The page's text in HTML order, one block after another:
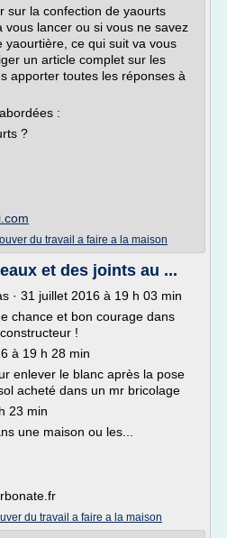
sur la confection de yaourts
vous lancer ou si vous ne savez
yaourtière, ce qui suit va vous
un article complet sur les
apporter toutes les réponses à
:
?
du travail a faire a la maison
et des joints au ...
· 31 juillet 2016 à 19 h 03 min
chance et bon courage dans
!
à 19 h 28 min
enlever le blanc après la pose
acheté dans un mr bricolage
23 min
une maison ou les...
du travail a faire a la maison